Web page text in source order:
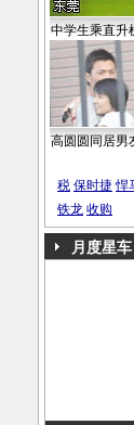
中学生乘直升
高圆圆同居男
税 保时捷 悍
铁龙 收购
月度星车